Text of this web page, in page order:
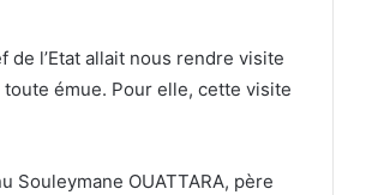
de l’Etat allait nous rendre visite
toute émue. Pour elle, cette visite
OUATTARA, père